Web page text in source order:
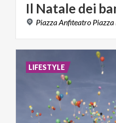
Il Nataledei
PiazzaAnfiteatro Piazza
LIFESTYLE